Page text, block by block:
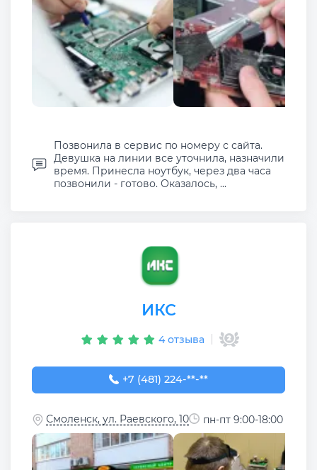
Позвонила в сервис по номеру с сайта.
Девушка на линии все уточнила, назначили
время. Принесла ноутбук, через два часа
позвонили - готово. Оказалось, ...
ИКС
4 отзыва
+7 (481) 224-03-76
+7 (481) 224-**-**
Смоленск, ул. Раевского, 10 пн-пт 9:00-18:00